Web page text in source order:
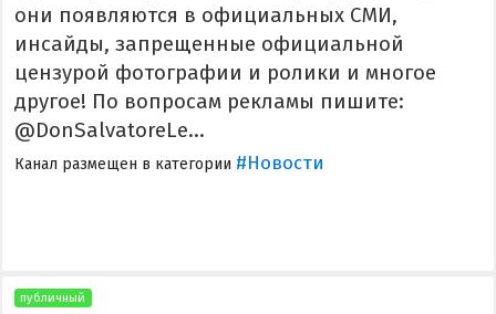
они появляются в официальных СМИ,
инсайды, запрещенные официальной
цензурой фотографии и ролики и многое
другое! По вопросам рекламы пишите:
@DonSalvatoreLe...
Канал размещен в категории #Новости
публичный